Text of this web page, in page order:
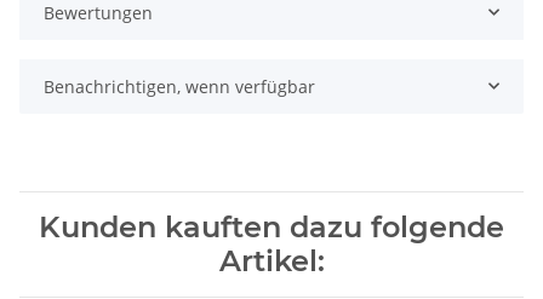
Bewertungen
Benachrichtigen, wenn verfügbar
Kunden kauften dazu folgende
Artikel: